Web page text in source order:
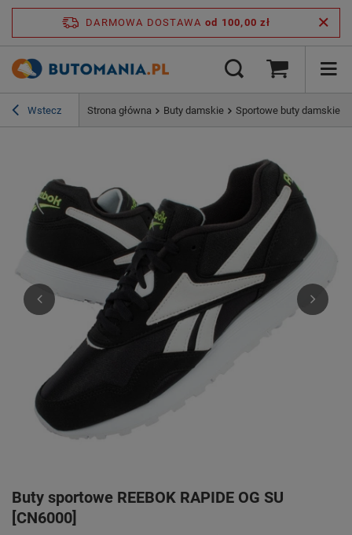
DARMOWA DOSTAWA od 100,00 zł
Wstecz Strona główna Buty damskie Sportowe buty damskie
Buty sportowe REEBOK RAPIDE OG SU
[CN6000]